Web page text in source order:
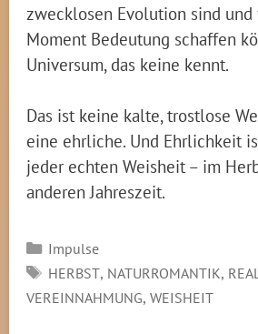
zwecklosen Evolution sind
Moment Bedeutung schaffen
Universum, das keine kennt.
Das ist keine kalte, trostlose
eine ehrliche. Und Ehrlichkeit
jeder echten Weisheit – im
anderen Jahreszeit.
Kategorien
Impulse
SCHLAGWÖRTER
HERBST, NATURROMANTIK,
VEREINNAHMUNG,WEISHEIT